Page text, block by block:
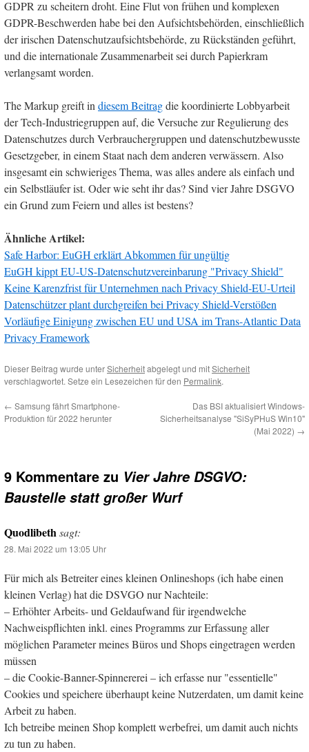
GDPR zu scheitern droht. Eine Flut von frühen und komplexen
GDPR-Beschwerden habe bei den Aufsichtsbehörden, einschließlich
der irischen Datenschutzaufsichtsbehörde, zu Rückständen geführt,
und die internationale Zusammenarbeit sei durch Papierkram
verlangsamt worden.
The Markup greift indiesem Beitragdie koordinierte Lobbyarbeit
der Tech-Industriegruppen auf, die Versuche zur Regulierung des
Datenschutzes durch Verbrauchergruppen und datenschutzbewusste
Gesetzgeber, in einem Staat nach dem anderen verwässern. Also
insgesamt ein schwieriges Thema, was alles andere als einfach und
ein Selbstläufer ist. Oder wie seht ihr das? Sind vier Jahre DSGVO
ein Grund zum Feiern und alles ist bestens?
Ähnliche Artikel:
Safe Harbor: EuGH erklärt Abkommen für ungültig
EuGH kippt EU-US-Datenschutzvereinbarung "Privacy Shield"
Keine Karenzfrist für Unternehmen nach Privacy Shield-EU-Urteil
Datenschützer plant durchgreifen bei Privacy Shield-Verstößen
Vorläufige Einigung zwischen EU und USA im Trans-Atlantic Data
Privacy Framework
Dieser Beitrag wurde unterSicherheitabgelegt und mitSicherheit
verschlagwortet. Setze ein Lesezeichen für den Permalink.
← Samsung fährt Smartphone-
Produktion für 2022 herunter
Das BSI aktualisiert Windows-
Sicherheitsanalyse "SiSyPHuS Win10"
(Mai 2022) →
9 Kommentare zu Vier Jahre DSGVO:
Baustelle statt großer Wurf
Quodlibethsagt:
28. Mai 2022 um 13:05 Uhr
Für mich als Betreiter eines kleinen Onlineshops (ich habe einen
kleinen Verlag) hat die DSVGO nur Nachteile:
– Erhöhter Arbeits- und Geldaufwand für irgendwelche
Nachweispflichten inkl. eines Programms zur Erfassung aller
möglichen Parameter meines Büros und Shops eingetragen werden
müssen
– die Cookie-Banner-Spinnererei – ich erfasse nur "essentielle"
Cookies und speichere überhaupt keine Nutzerdaten, um damit keine
Arbeit zu haben.
Ich betreibe meinen Shop komplett werbefrei, um damit auch nichts
zu tun zu haben.